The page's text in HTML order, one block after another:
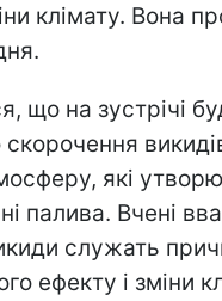
клімату. Вона
що на зустрічі
які
палива. Вчені
служать
ефекту і зміни